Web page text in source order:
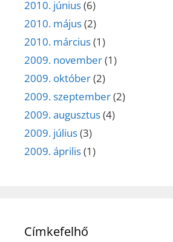
2010. június(6)
2010. május(2)
2010. március(1)
2009. november(1)
2009. október(2)
2009. szeptember(2)
2009. augusztus(4)
2009. július(3)
2009. április(1)
Címkefelhő